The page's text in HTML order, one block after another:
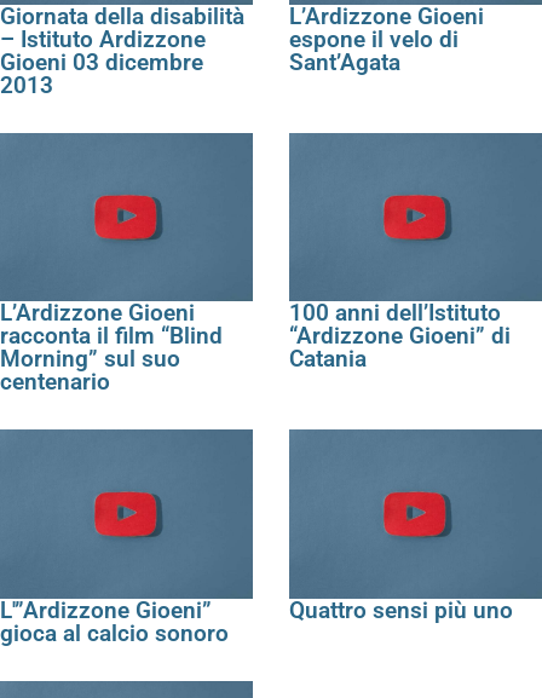
Giornata della disabilità
– Istituto Ardizzone
Gioeni 03 dicembre
2013
L’Ardizzone Gioeni
espone il velo di
Sant’Agata
L’Ardizzone Gioeni
racconta il film “Blind
Morning” sul suo
centenario
100 anni dell’Istituto
“Ardizzone Gioeni” di
Catania
L'”Ardizzone Gioeni”
gioca al calcio sonoro
Quattro sensi più uno